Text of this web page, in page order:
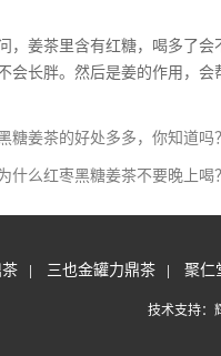
，姜茶里含有红糖，喝多了
会长胖。然后是姜的作用，会
糖姜茶的好处多多，你知道吗？
什么红枣黑糖姜茶不要晚上喝？
| 三也金罐力鼎茶 | 聚仁
技术支持：